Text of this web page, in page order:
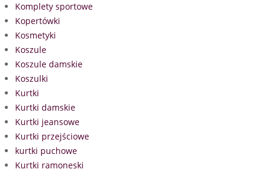
Komplety sportowe
Kopertówki
Kosmetyki
Koszule
Koszule damskie
Koszulki
Kurtki
Kurtki damskie
Kurtki jeansowe
Kurtki przejściowe
kurtki puchowe
Kurtki ramoneski